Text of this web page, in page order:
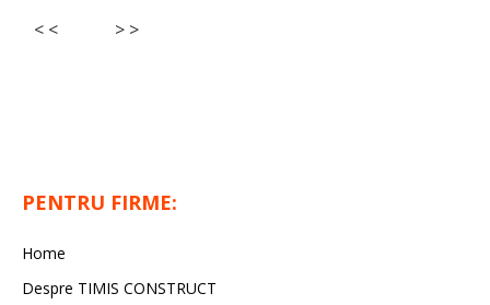
< <
> >
PENTRU FIRME:
Home
Despre TIMIS CONSTRUCT